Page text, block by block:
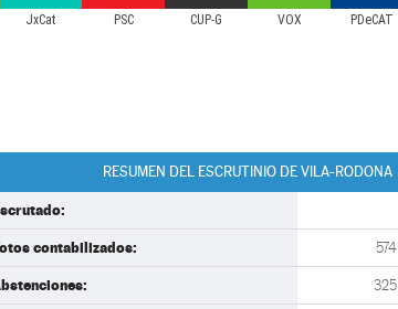
JxCat PSC CUP-G VOX PDeCAT
RESUMEN DEL ESCRUTINIO DE VILA-RODONA
contabilizados: 574
325